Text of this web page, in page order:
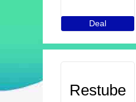
Deal
Restube